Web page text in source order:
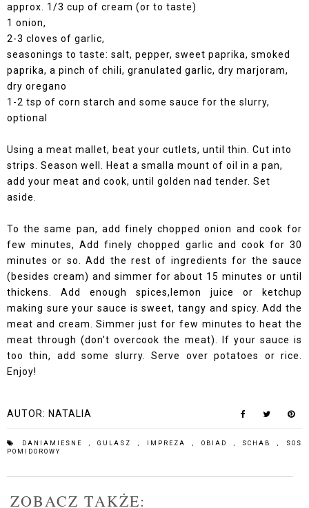
approx. 1/3 cup of cream (or to taste)
1 onion,
2-3 cloves of garlic,
seasonings to taste: salt, pepper, sweet paprika, smoked
paprika, a pinch of chili, granulated garlic, dry marjoram,
dry oregano
1-2 tsp of corn starch and some sauce for the slurry,
optional
Using a meat mallet, beat your cutlets, until thin. Cut into
strips. Season well. Heat a smalla mount of oil in a pan,
add your meat and cook, until golden nad tender. Set
aside.
To the same pan, add finely chopped onion and cook for
few minutes, Add finely chopped garlic and cook for 30
minutes or so. Add the rest of ingredients for the sauce
(besides cream) and simmer for about 15 minutes or until
thickens. Add enough spices,lemon juice or ketchup
making sure your sauce is sweet, tangy and spicy. Add the
meat and cream. Simmer just for few minutes to heat the
meat through (don't overcook the meat). If your sauce is
too thin, add some slurry. Serve over potatoes or rice.
Enjoy!
AUTOR: NATALIA
DANIAMIESNE ,GULASZ IMPREZA OBIAD SCHAB
SOS
POMIDOROWY
ZOBACZ TAKŻE: